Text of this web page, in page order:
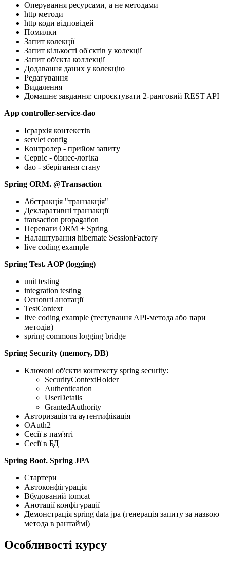
Оперування ресурсами, а не методами
http методи
http коди відповідей
Помилки
Запит колекції
Запит кількості об'єктів у колекції
Запит об'єкта коллекції
Додавання даних у колекцію
Редагування
Видалення
Домашнє завдання: спроєктувати 2-ранговий REST API
App controller-service-dao
Ієрархія контекстів
servlet config
Контролер - прийом запиту
Сервіс - бізнес-логіка
dao - зберігання стану
Spring ORM. @Transaction
Абстракція "транзакція"
Декларативні транзакції
transaction propagation
Переваги ORM + Spring
Налаштування hibernate SessionFactory
live coding example
Spring Test. AOP (logging)
unit testing
integration testing
Основні анотації
TestContext
live coding example (тестування API-метода або пари
методів)
spring commons logging bridge
Spring Security (memory, DB)
Ключові об'єкти контексту spring security:
SecurityContextHolder
Authentication
UserDetails
GrantedAuthority
Авторизація та аутентифікація
OAuth2
Сесії в пам'яті
Сесії в БД
Spring Boot. Spring JPA
Стартери
Автоконфігурація
Вбудований tomcat
Анотації конфігурації
Демонстрація spring data jpa (генерація запиту за назвою
метода в рантаймі)
Особливості курсу